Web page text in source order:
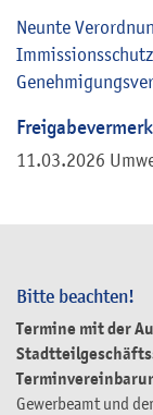
Bitte beachten!
Termine mit der
Gewerbeamt und
Neunte
Freigabevermerk
11.03.2026